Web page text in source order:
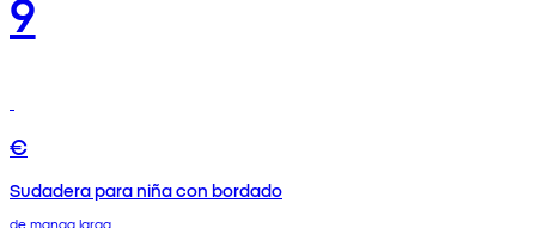
€
Sudadera para niña con bordado
de manga larga